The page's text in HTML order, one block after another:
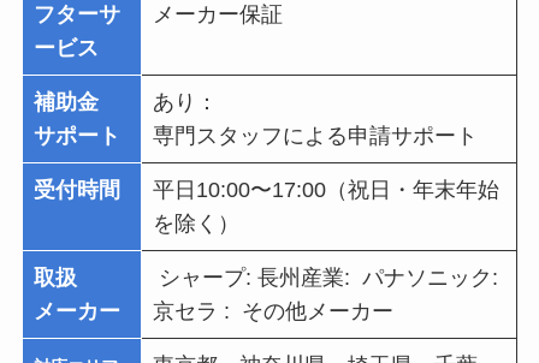
フターサ
ービス
メーカー保証
補助金
サポート
あり：
専門スタッフによる申請サポート
受付時間
平日10:00〜17:00（祝日・年末年始
を除く）
取扱
メーカー
シャープ: 長州産業: パナソニック:
京セラ : その他メーカー